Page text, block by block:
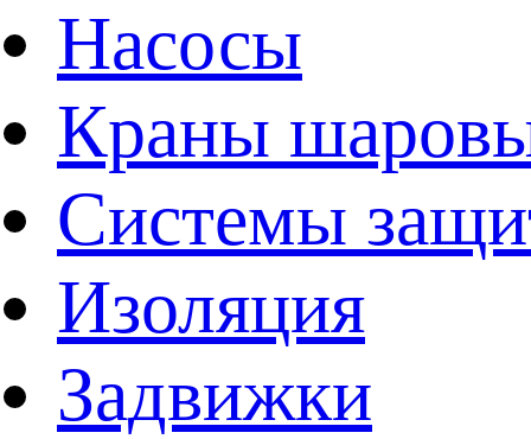
Насосы
Краны
Системы
Изоляция
Задвижки